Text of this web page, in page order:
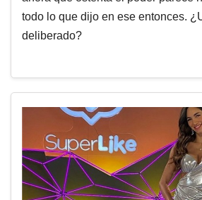
todo lo que dijo en ese entonces.
deliberado?